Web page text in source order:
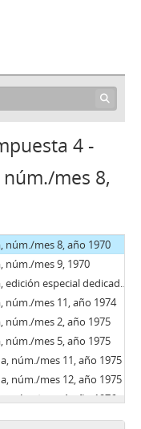
4 -
mes 8,
mes 10, año 1966
núm./mes 8, año 1970
núm./mes 9, 1970
fundación del Partido Comunista de China, núm./mes 10, año 1971
núm./mes 11, año 1974
núm./mes 2, año 1975
núm./mes 5, año 1975
núm./mes 11, año 1975
núm./mes 12, año 1975
núm./mes 4, año 1976
núm./mes 6, año 1976